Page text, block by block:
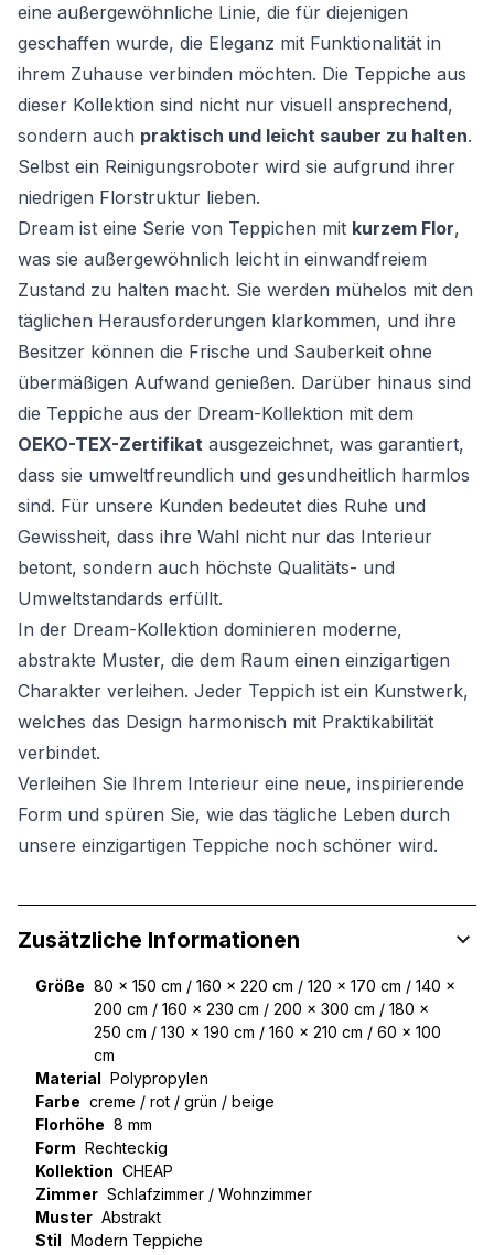
eine außergewöhnliche Linie, die für diejenigen
geschaffen wurde, die Eleganz mit Funktionalität in
ihrem Zuhause verbinden möchten. Die Teppiche aus
dieser Kollektion sind nicht nur visuell ansprechend,
sondern auch praktisch und leicht sauber zu halten.
Selbst ein Reinigungsroboter wird sie aufgrund ihrer
niedrigen Florstruktur lieben.
Dream ist eine Serie von Teppichen mit kurzem Flor,
was sie außergewöhnlich leicht in einwandfreiem
Zustand zu halten macht. Sie werden mühelos mit den
täglichen Herausforderungen klarkommen, und ihre
Besitzer können die Frische und Sauberkeit ohne
übermäßigen Aufwand genießen. Darüber hinaus sind
die Teppiche aus der Dream-Kollektion mit dem
OEKO-TEX-Zertifikat ausgezeichnet, was garantiert,
dass sie umweltfreundlich und gesundheitlich harmlos
sind. Für unsere Kunden bedeutet dies Ruhe und
Gewissheit, dass ihre Wahl nicht nur das Interieur
betont, sondern auch höchste Qualitäts- und
Umweltstandards erfüllt.
In der Dream-Kollektion dominieren moderne,
abstrakte Muster, die dem Raum einen einzigartigen
Charakter verleihen. Jeder Teppich ist ein Kunstwerk,
welches das Design harmonisch mit Praktikabilität
verbindet.
Verleihen Sie Ihrem Interieur eine neue, inspirierende
Form und spüren Sie, wie das tägliche Leben durch
unsere einzigartigen Teppiche noch schöner wird.
Zusätzliche Informationen
Größe 80 x 150 cm / 160 x 220 cm / 120 x 170 cm / 140 x
200 cm / 160 x 230 cm / 200 x 300 cm / 180 x
250 cm / 130 x 190 cm / 160 x 210 cm / 60 x 100
cm
Material Polypropylen
Farbe creme / rot / grün / beige
Florhöhe 8 mm
Form Rechteckig
Kollektion CHEAP
Zimmer Schlafzimmer / Wohnzimmer
Muster Abstrakt
Stil Modern Teppiche